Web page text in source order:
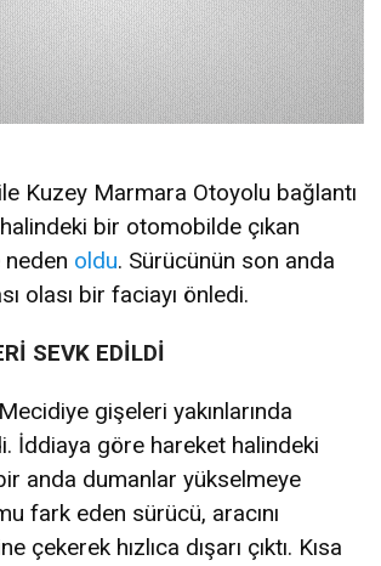
Kuzey Marmara Otoyolu bağlantı
bir otomobilde çıkan
neden oldu. Sürücünün son anda
olası bir faciayı önledi.
SEVK EDİLDİ
gişeleri yakınlarında
İddiaya göre hareket halindeki
anda dumanlar yükselmeye
fark eden sürücü, aracını
çekerek hızlıca dışarı çıktı. Kısa